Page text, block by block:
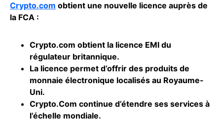
Crypto.com obtient une nouvelle licence auprès de
la FCA :
Crypto.com obtient la licence EMI du
régulateur britannique.
La licence permet d’offrir des produits de
monnaie électronique localisés au Royaume-
Uni.
Crypto.Com continue d’étendre ses services à
l’échelle mondiale.